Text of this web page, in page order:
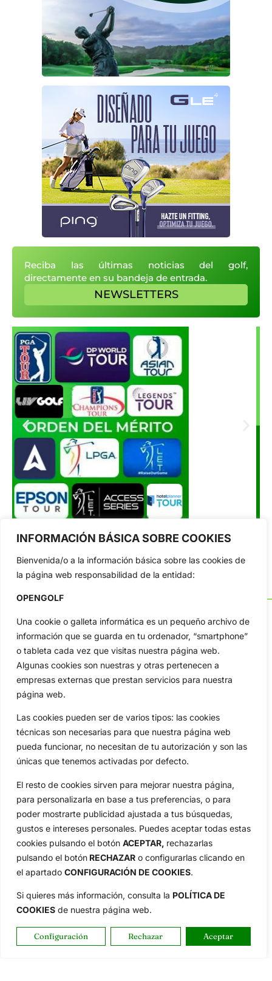
INFORMACIÓN BÁSICA SOBRE COOKIES
Bienvenida/o a la información básica sobre las cookies de
la página web responsabilidad de la entidad:
OPENGOLF
Una cookie o galleta informática es un pequeño archivo de
información que se guarda en tu ordenador, “smartphone”
o tableta cada vez que visitas nuestra página web.
Algunas cookies son nuestras y otras pertenecen a
empresas externas que prestan servicios para nuestra
página web.
Las cookies pueden ser de varios tipos: las cookies
técnicas son necesarias para que nuestra página web
pueda funcionar, no necesitan de tu autorización y son las
únicas que tenemos activadas por defecto.
El resto de cookies sirven para mejorar nuestra página,
para personalizarla en base a tus preferencias, o para
poder mostrarte publicidad ajustada a tus búsquedas,
gustos e intereses personales. Puedes aceptar todas estas
cookies pulsando el botón ACEPTAR, rechazarlas
pulsando el botón RECHAZAR o configurarlas clicando en
el apartado CONFIGURACIÓN DE COOKIES.
Si quieres más información, consulta la POLÍTICA DE
COOKIES de nuestra página web.
Configuración Rechazar Aceptar
Reciba las últimas noticias del golf,
directamente en su bandeja de entrada.
NEWSLETTERS
OpenGolf ofrece toda la actualidad, información del golf
profesional y amateur, resultados en directo, vídeos, noticias,
Jon Rahm, LIV Golf, PGA Tour, Ryder Cup, DP World Tour, LPGA
Tour...
Inicio
Actualidad
Amateurs
Especiales
Jon Rahm
Ryder Cup
Reglas
De Interés
Compañía
Aviso Legal
Política de Privacidad
Política de Cookies
Publicidad
Newsletters
Copyright © 2025 OpenGolf | Diseño por TecnoQuatre